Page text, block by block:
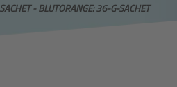
- BLUTORANGE: 36-G-SACHET